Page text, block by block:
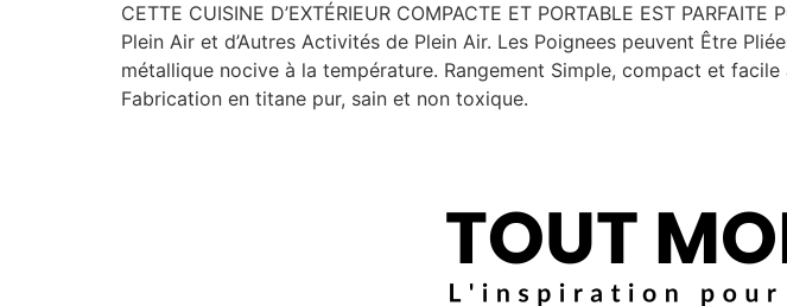
CETTE CUISINE D’EXTÉRIEUR COMPACTE ET PORTABLE EST
Plein Air et d’Autres Activités de Plein Air. Les Poignees peuvent Être
métallique nocive à la température. Rangement Simple, compact et
Fabrication en titane pur, sain et non toxique.